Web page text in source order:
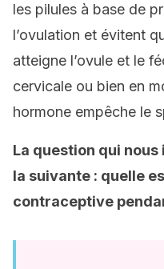
les pilules à base de
l’ovulation et évitent
atteigne l’ovule et le
cervicale ou bien en
hormone empêche le
La question qui
la suivante : quelle
contraceptive